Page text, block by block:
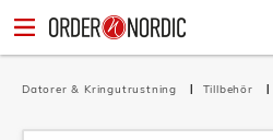
Datorer & Kringutrustning Tillbehör